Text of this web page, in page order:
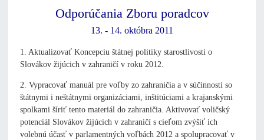
Odporúčania Zboru poradcov
13. - 14. októbra 2011
1. Aktualizovať Koncepciu štátnej politiky starostlivosti o
Slovákov žijúcich v zahraničí v roku 2012.
2. Vypracovať manuál pre voľby zo zahraničia a v súčinnosti so
štátnymi i neštátnymi organizáciami, inštitúciami a krajanskými
spolkami šíriť tento materiál do zahraničia. Aktivovať voličský
potenciál Slovákov žijúcich v zahraničí s cieľom zvýšiť ich
volebnú účasť v parlamentných voľbách 2012 a spolupracovať v